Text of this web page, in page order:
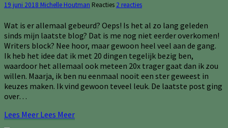
19 juni 2018 Michelle Houtman Reacties 2 reacties
Wat is er allemaal gebeurd? Oeps! Is het al zo lang geleden
sinds mijn laatste blog? Dat is me nog niet eerder overkomen!
Writers block? Nee hoor, maar gewoon heel veel aan de gang.
Ik heb het idee dat ik met 20 dingen tegelijk bezig ben,
waardoor het allemaal ook meteen 20x trager gaat dan ik zou
willen. Maarja, ik ben nu eenmaal nooit een ster geweest in
keuzes maken. Ik vind gewoon teveel leuk. De laatste post ging
over…
Lees Meer Lees Meer